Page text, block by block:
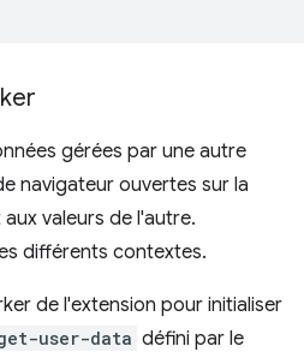
gérées par une autre
navigateur ouvertes sur la
valeurs de l'autre.
différents contextes.
de l'extension pour initialiser
user-data défini par le